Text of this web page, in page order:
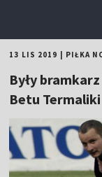
13 LIS 2019 PIŁKA
Były
Betu Termaliki